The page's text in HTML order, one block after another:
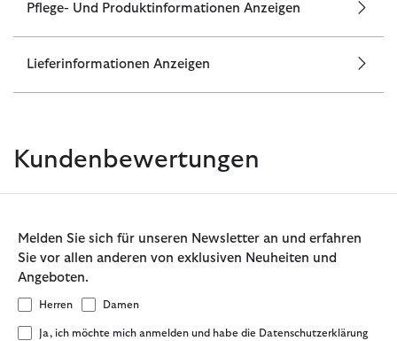
Pflege- Und Produktinformationen Anzeigen
Lieferinformationen Anzeigen
Kundenbewertungen
Melden Sie sich für unseren Newsletter an und erfahren
Sie vor allen anderen von exklusiven Neuheiten und
Angeboten.
Herren Damen
Ja, ich möchte mich anmelden und habe die Datenschutzerklärung